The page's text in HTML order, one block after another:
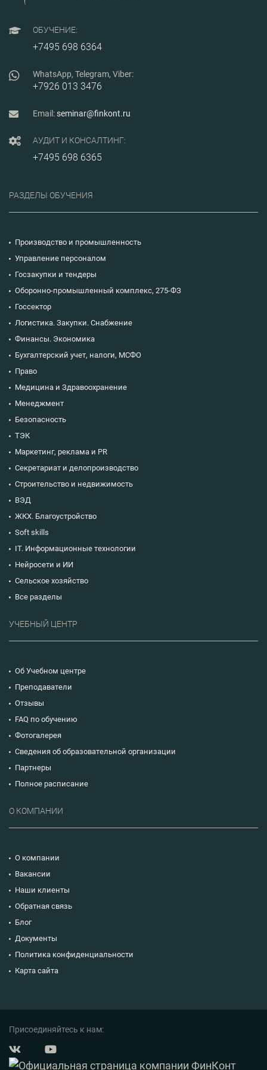
ОБУЧЕНИЕ:
+7495 698 6364
WhatsApp, Telegram, Viber:
+7926 013 3476
Email:seminar@finkont.ru
АУДИТ И КОНСАЛТИНГ:
+7495 698 6365
РАЗДЕЛЫ ОБУЧЕНИЯ
Производство и промышленность
Управление персоналом
Госзакупки и тендеры
Оборонно-промышленный комплекс, 275-ФЗ
Госсектор
Логистика. Закупки. Снабжение
Финансы. Экономика
Бухгалтерский учет, налоги, МСФО
Право
Медицина и Здравоохранение
Менеджмент
Безопасность
ТЭК
Маркетинг, реклама и PR
Секретариат и делопроизводство
Строительство и недвижимость
ВЭД
ЖКХ. Благоустройство
Soft skills
IT. Информационные технологии
Нейросети и ИИ
Сельское хозяйство
Все разделы
УЧЕБНЫЙ ЦЕНТР
Об Учебном центре
Преподаватели
Отзывы
FAQ по обучению
Фотогалерея
Сведения об образовательной организации
Партнеры
Полное расписание
О КОМПАНИИ
О компании
Вакансии
Наши клиенты
Обратная связь
Блог
Документы
Политика конфиденциальности
Карта сайта
Присоединяйтесь к нам: